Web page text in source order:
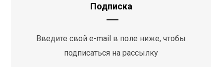
Подписка
Введите свой e-mail в поле ниже, чтобы
подписаться на рассылку